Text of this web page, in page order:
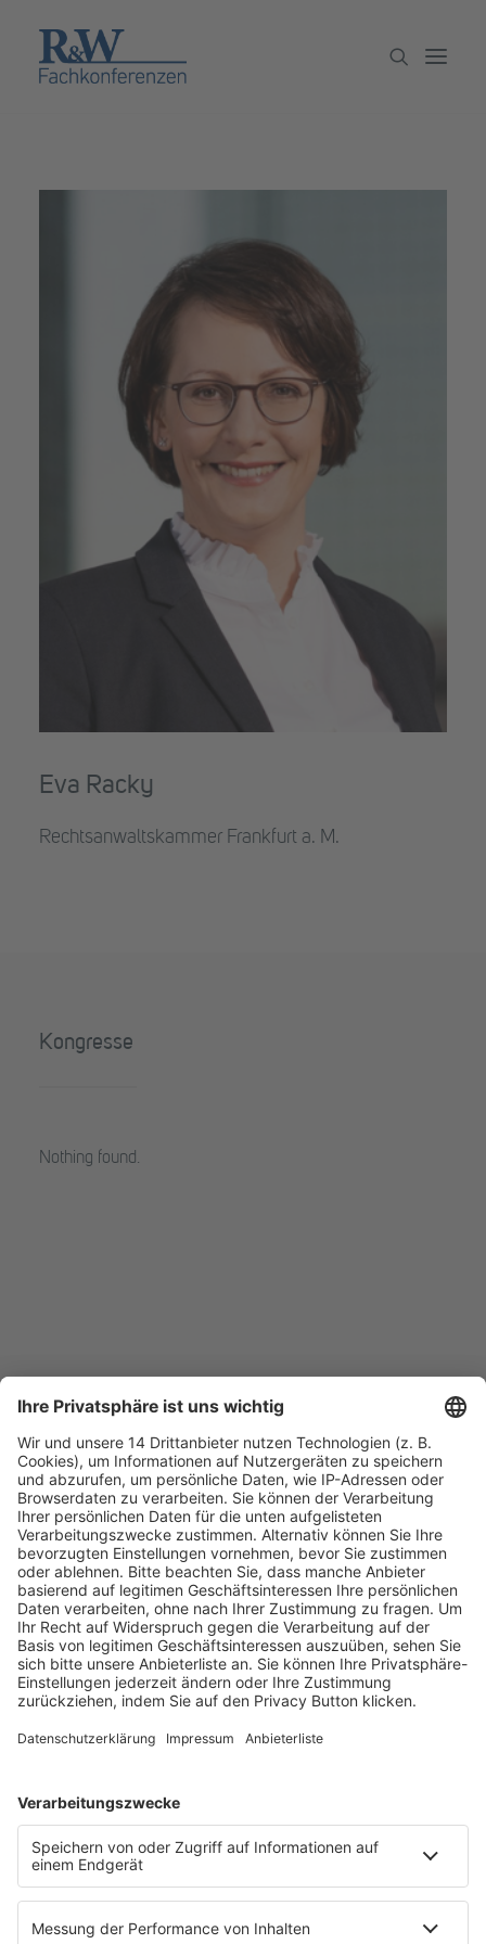
Newsletter
Eva Racky
Rechtsanwaltskammer Frankfurt a. M.
Kongresse
Nothing found.
Fachmedien Recht und Wirtschaft
Ein Fachbereich der
dfv Mediengruppe
Mainzer Landstr. 251
60326 Frankfurt am Main
E-Mail:info@ruw.de
Web:https://www.ruw.de
AGB
Datenschutzerklärung
Genderhinweis
Cookie-Einstellungen